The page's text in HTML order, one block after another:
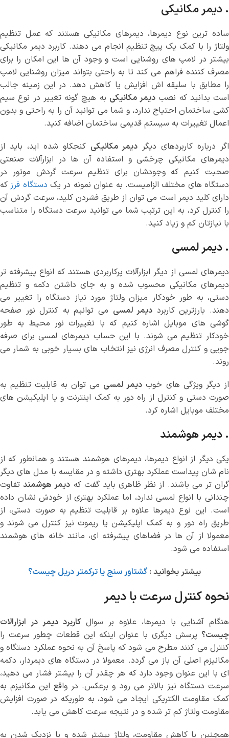
. دیمر مکانیکی
ساده ترین نوع دیمرها، دیمرهای مکانیکی هستند که عمل تنظیم
ولتاژ را با کمک یک پیچ تنظیم انجام می دهند. کاربرد دیمر مکانیکی
بیشتر در لامپ های روشنایی است و وجود آن ها این امکان را برای
مصرف کننده فراهم می کند تا به راحتی بتواند میزان روشنایی لامپ
را مطابق با سلیقه اش افزایش یا کاهش دهد. در این زمینه جالب
است بدانید که نصب دیمر مکانیکی به هیچ گونه تغییر در نوع سیم
کشی ساختمان احتیاج ندارد، و شما می توانید آن را به راحتی و بدون
اعمال تغییرات به سیستم قدیمی ساختمان اضافه کنید.
اگر درباره کاربردهای دیگر دیمر مکانیکی کنجکاو شده اید، باید از
دیمرهای مکانیکی چرخشی و استفاده آن ها در ابزارآلات صنعتی
صحبت کنیم که وجودشان برای تنظیم سرعت گردش موتور در
دستگاه های مختلف الزامیست. به عنوان نمونه در یک دستگاه فرز که
دارای کلید دیمر است می توان از طریق فشردن کلید، سرعت گردش آن
را کنترل کرد، به این ترتیب شما می توانید سرعت دستگاه را متناسب
با نیازتان کم و زیاد کنید.
. دیمر لمسی
دیمرهای لمسی از دیگر ابزارآلات پرکاربردی هستند که انواع پیشرفته تر
دیمرهای مکانیکی محسوب شده و به جای داشتن دکمه و تنظیم
دستی، به طور خودکار میزان ولتاژ مورد نیاز دستگاه را تغییر می
دهند. بارزترین کاربرد دیمر لمسی می توانیم به کنترل نور صفحه
گوشی های موبایل اشاره کنیم که با تغییرات نور محیط به طور
خودکار تنظیم می شوند. با این حساب دیمرهای لمسی برای صرفه
جویی و کنترل مصرف انرژی نیز انتخاب های بسیار خوبی به شمار می
روند.
از دیگر ویژگی های خوب دیمر لمسی می توان به قابلیت تنظیم به
صورت دستی و کنترل از راه دور به کمک اینترنت و یا اپلیکیشن های
مختلف موبایل اشاره کرد.
. دیمر هوشمند
یکی دیگر از انواع دیمرها، دیمرهای هوشمند هستند و همانطور که از
نام شان پیداست عملکرد بهتری داشته و در مقایسه با مدل های دیگر
گران تر می باشند. از نظر ظاهری باید گفت که دیمر هوشمندتفاوت
چندانی با انواع لمسی ندارد، اما عملکرد بهتری از خودش نشان داده
است. این نوع دیمرها علاوه بر قابلیت تنظیم به صورت دستی، از
طریق راه دور و به کمک اپلیکیشن یا ریموت نیز کنترل می شوند و
معمولا از آن ها در فضاهای پیشرفته ای، مانند خانه های هوشمند
استفاده می شود.
بیشتر بخوانید : گشتاور سنج یا ترکمتر دریل چیست؟
نحوه کنترل سرعت با دیمر
هنگام آشنایی با دیمرها، علاوه بر سوالکاربرد دیمر در ابزارالات
چیست؟ پرسش دیگری با عنوان اینکه این قطعات چطور سرعت را
کنترل می کنند مطرح می شود که پاسخ آن به نحوه عملکرد دستگاه و
مکانیزم اصلی آن باز می گردد. معمولا در دستگاه های دیمردار، دکمه
ای با این عنوان وجود دارد که هر چقدر آن را بیشتر فشار می دهید،
سرعت دستگاه نیز بالاتر می رود و برعکس. در واقع این مکانیزم به
کمک مقاومت الکتریکی ایجاد می شود، به طوریکه در صورت افزایش
مقاومت ولتاژ کم تر شده و در نتیجه سرعت کاهش می یابد.
همچنین با کاهش مقاومت، ولتاژ بیشتر شده و با نزدیک شدن به